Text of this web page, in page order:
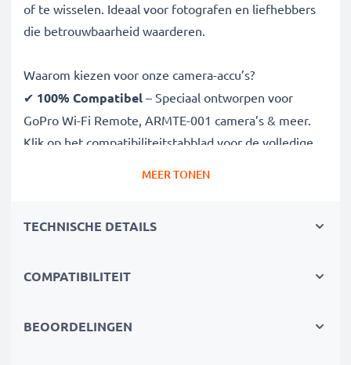
of te wisselen. Ideaal voor fotografen en liefhebbers
die betrouwbaarheid waarderen.
Waarom kiezen voor onze camera-accu’s?
✔ 100% Compatibel – Speciaal ontworpen voor
GoPro Wi-Fi Remote, ARMTE-001 camera’s & meer.
Klik op het compatibiliteitstabblad voor de volledige
✔Geavanceerde Lithium-Polymer technologie
✔Topkwaliteit & veiligheid
– Streng getest volgens
✔Eenvoudige installatie & perfecte pasvorm
MEER TONEN
TECHNISCHE DETAILS
COMPATIBILITEIT
BEOORDELINGEN